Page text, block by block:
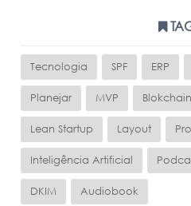
Tecnologia SPF ERP
Planejar MVP Blokchain
Lean Startup Layout
Inteligência Artificial
DKIM Audiobook